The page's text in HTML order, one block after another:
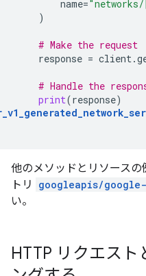
name="networks/
)
# Make the request
response = client.
# Handle the
print(response)
他のメソッドとリソース
トリ
googleapis/
い。
HTTP リクエス